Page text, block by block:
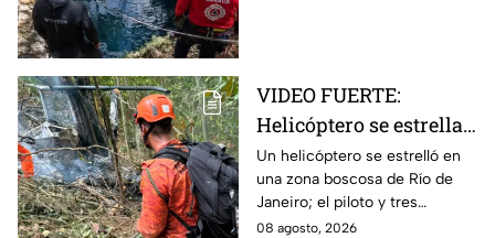
VIDEO FUERTE:
Helicóptero se estrella
y deja cuatro muertos
en Río de Janeiro; así
se vieron las llamas
Un helicóptero se estrelló en
una zona boscosa de Río de
Janeiro; el piloto y tres
mujeres murieron tras el
08 agosto, 2026